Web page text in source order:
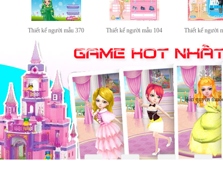
Thiết kế người mẫu 370 Thiết kế người mẫu 104 Thiết kế người
Bản quyền